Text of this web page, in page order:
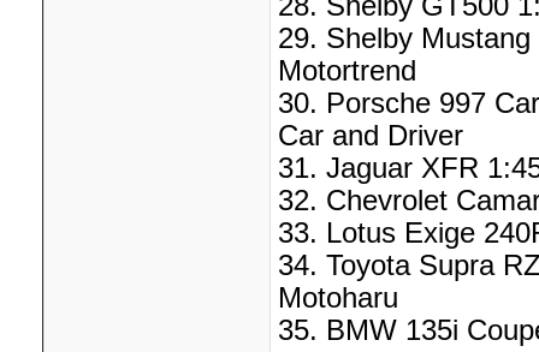
28. Shelby GT500
29. Shelby
Motortrend
30. Porsche 997
Car and Driver
31. Jaguar XFR
32. Chevrolet
33. Lotus Exige
34. Toyota Supra
Motoharu
35. BMW 135i